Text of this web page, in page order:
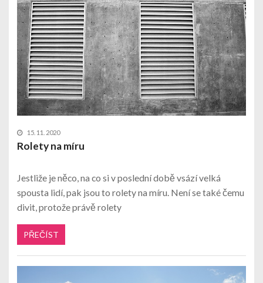
15. 11. 2020
Rolety na míru
Jestliže je něco, na co si v poslední době vsází velká
spousta lidí, pak jsou to rolety na míru. Není se také čemu
divit, protože právě rolety
PŘEČÍST